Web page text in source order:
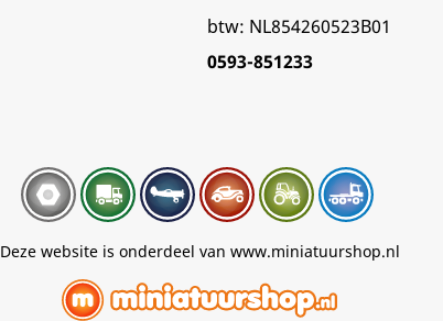
btw: NL854260523B01
0593-851233
Deze website is onderdeel van www.miniatuurshop.nl